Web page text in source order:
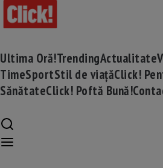
Ultima Oră!TrendingActualitate
TimeSportStil de viațăClick!
SănătateClick! Poftă Bună!